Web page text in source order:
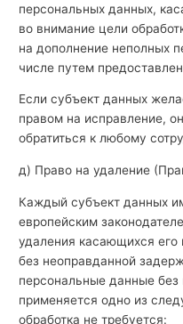
персональных данных,
во внимание цели
на дополнение неполных
числе путем
Если субъект данных
правом на исправление,
обратиться к любому
д) Право на удаление
Каждый субъект данных
европейским
удаления касающихся
без неоправданной
персональные данные
применяется одно из
обработка не требуется: